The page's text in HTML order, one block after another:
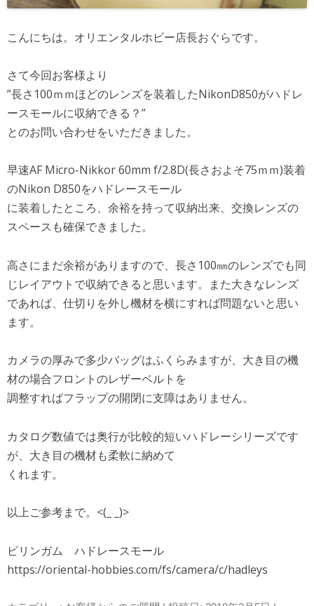
こんにちは。オリエンタルホビー店長おぐらです。
さて今回お客様より
”長さ100ｍｍほどのレンズを装着したNikonD850がハドレ
ースモールに収納できる？”
とのお問い合わせをいただきました。
早速AF Micro-Nikkor 60mm f/2.8D(長さおよそ75ｍｍ)装着
のNikon D850をハドレースモール
に装着したところ、余裕を持って収納出来、交換レンズの
スペースも確保できました。
高さにまだ余裕がありますので、長さ100㎜のレンズでも同
じレイアウトで収納できると思います。また大きなレンズ
であれば、仕切りを外し機材を横にすれば問題ないと思い
ます。
カメラの厚みで多少バッグはふくらみますが、大き目の機
材の場合フロントのレザーベルトを
調整すればフラップの開閉に支障はありません。
カタログ数値では奥行が比較的短いハドレーシリーズです
が、大き目の機材も柔軟に納めて
くれます。
以上ご参考まで。<(_ _)>
ビリンガム ハドレースモール
https://oriental-hobbies.com/fs/camera/c/hadleys